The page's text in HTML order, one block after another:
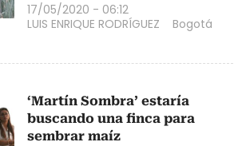
17/05/2020 - 06:12
LUIS ENRIQUE RODRÍGUEZ
Bogotá
‘Martín Sombra’ estaría
buscando una finca para
sembrar maíz